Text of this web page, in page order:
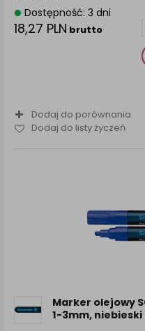
Dostępność: 3 dni
18,27 PLN brutto
Dodaj do porównania
Dodaj do listy życzeń
Marker olejowy
1-3mm, niebieski